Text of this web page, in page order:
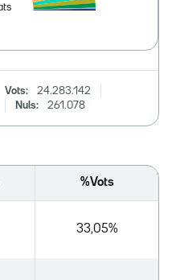
Vots:
24.283.142
Nuls: 261.078
%Vots
33,05%